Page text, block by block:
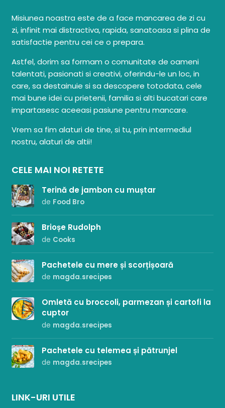
Misiunea noastra este de a face mancarea de zi cu
zi, infinit mai distractiva, rapida, sanatoasa si plina de
satisfactie pentru cei ce o prepara.
Astfel, dorim sa formam o comunitate de oameni
talentati, pasionati si creativi, oferindu-le un loc, in
care, sa destainuie si sa descopere totodata, cele
mai bune idei cu prietenii, familia si alti bucatari care
impartasesc aceeasi pasiune pentru mancare.
Vrem sa fim alaturi de tine, si tu, prin intermediul
nostru, alaturi de altii!
CELE MAI NOI RETETE
Terină de jambon cu muștar
de Food Bro
Brioșe Rudolph
de Cooks
Pachetele cu mere și scorțișoară
de magda.srecipes
Omletă cu broccoli, parmezan și cartofi la
cuptor
de magda.srecipes
Pachetele cu telemea și pătrunjel
de magda.srecipes
LINK-URI UTILE